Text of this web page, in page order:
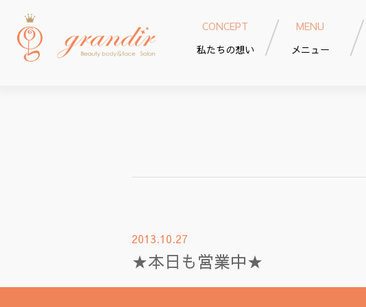
CONCEPT
私たちの想い
MENU
メニュー
2013.10.27
★本日も営業中★